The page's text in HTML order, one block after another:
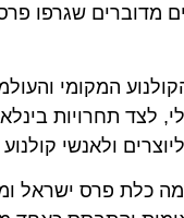
שגרפו
המקומי והעולמי,
תחרויות
ולאנשי קולנוע
פרס ישראל